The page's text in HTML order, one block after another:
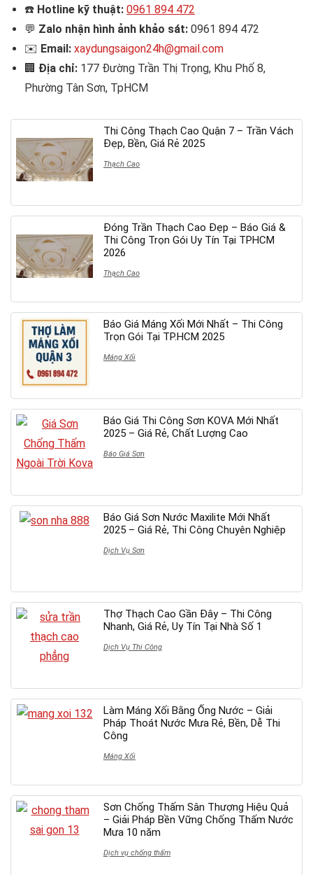
☎️ Hotline kỹ thuật: 0961 894 472
💬 Zalo nhận hình ảnh khảo sát: 0961 894 472
✉️ Email: xaydungsaigon24h@gmail.com
🏢 Địa chỉ: 177 Đường Trần Thị Trọng, Khu Phố 8,
Phường Tân Sơn, TpHCM
Thi Công Thạch Cao Quận 7 – Trần Vách
Đẹp, Bền, Giá Rẻ 2025
Thạch Cao
Đóng Trần Thạch Cao Đẹp – Báo Giá &
Thi Công Trọn Gói Uy Tín Tại TPHCM
2026
Thạch Cao
Báo Giá Máng Xối Mới Nhất – Thi Công
Trọn Gói Tại TP.HCM 2025
Máng Xối
Báo Giá Thi Công Sơn KOVA Mới Nhất
2025 – Giá Rẻ, Chất Lượng Cao
Báo Giá Sơn
Báo Giá Sơn Nước Maxilite Mới Nhất
2025 – Giá Rẻ, Thi Công Chuyên Nghiệp
Dịch Vụ Sơn
Thợ Thạch Cao Gần Đây – Thi Công
Nhanh, Giá Rẻ, Uy Tín Tại Nhà Số 1
Dịch Vụ Thi Công
Làm Máng Xối Bằng Ống Nước – Giải
Pháp Thoát Nước Mưa Rẻ, Bền, Dễ Thi
Công
Máng Xối
Sơn Chống Thấm Sân Thượng Hiệu Quả
– Giải Pháp Bền Vững Chống Thấm Nước
Mưa 10 năm
Dịch vụ chống thấm